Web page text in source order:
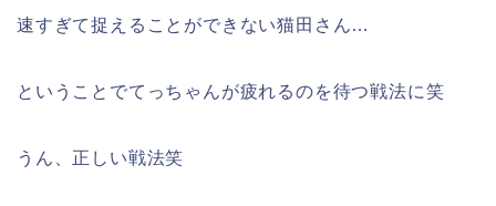
速すぎて捉えることができない猫田さん…
ということでてっちゃんが疲れるのを待つ戦法に笑
うん、正しい戦法笑